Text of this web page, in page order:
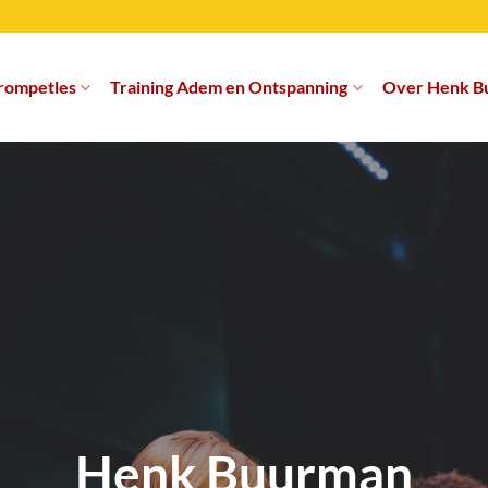
Training Adem en Ontspanning Over Henk
Henk Buurman